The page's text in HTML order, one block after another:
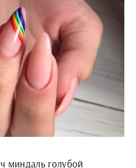
миндаль голубой